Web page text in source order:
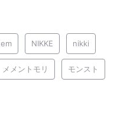
NIKKE nikki
メメントモリ モンスト